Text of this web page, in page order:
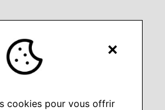
×
cookies pour vous offrir